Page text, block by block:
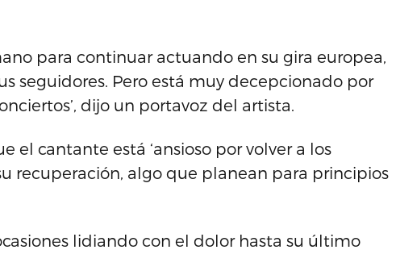
para continuar actuando en su gira europea,
seguidores. Pero está muy decepcionado por
dijo un portavoz del artista.
el cantante está ‘ansioso por volver a los
recuperación, algo que planean para principios
lidiando con el dolor hasta su último